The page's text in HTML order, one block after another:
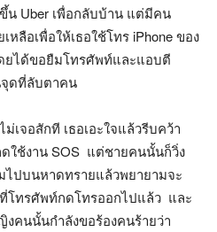
น Uber เพื่อกลับบ้าน แต่มีคน
ลือเพื่อให้เธอใช้โทร iPhone ของ
ยได้ขอยืมโทรศัพท์และแอบตี
จุดที่ลับตาคน
เจอสักที เธอเอะใจแล้วรีบคว้า
ใช้งาน SOS แต่ชายคนนั้นก็วิ่ง
ไปบนหาดทรายแล้วพยายามจะ
โทรศัพท์กดโทรออกไปแล้ว และ
คนนั้นกำลังขอร้องคนร้ายว่า